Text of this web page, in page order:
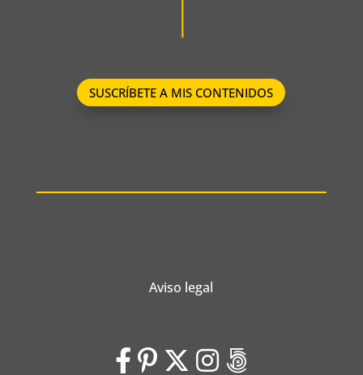
SUSCRÍBETE A MIS CONTENIDOS
Aviso legal